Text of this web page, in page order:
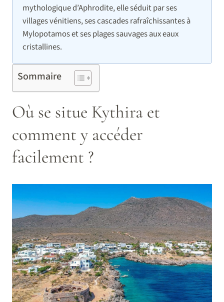
mythologique d’Aphrodite, elle séduit par ses
villages vénitiens, ses cascades rafraîchissantes à
Mylopotamos et ses plages sauvages aux eaux
cristallines.
Sommaire
Où se situe Kythira et
comment y accéder
facilement ?